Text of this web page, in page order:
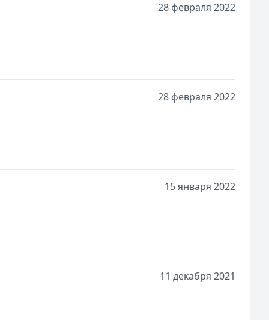
28 февраля 2022
28 февраля 2022
15 января 2022
11 декабря 2021